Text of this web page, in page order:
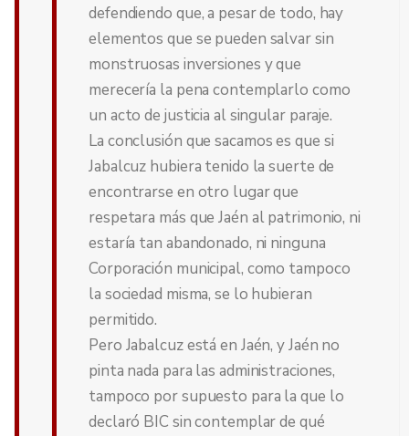
defendiendo que, a pesar de todo, hay
elementos que se pueden salvar sin
monstruosas inversiones y que
merecería la pena contemplarlo como
un acto de justicia al singular paraje.
La conclusión que sacamos es que si
Jabalcuz hubiera tenido la suerte de
encontrarse en otro lugar que
respetara más que Jaén al patrimonio, ni
estaría tan abandonado, ni ninguna
Corporación municipal, como tampoco
la sociedad misma, se lo hubieran
permitido.
Pero Jabalcuz está en Jaén, y Jaén no
pinta nada para las administraciones,
tampoco por supuesto para la que lo
declaró BIC sin contemplar de qué